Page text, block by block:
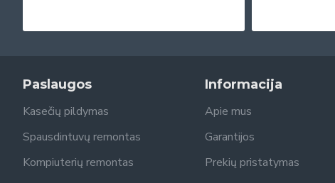
Paslaugos
Kasečių pildymas
Spausdintuvų remontas
Kompiuterių remontas
Informacija
Apie mus
Garantijos
Prekių pristatymas